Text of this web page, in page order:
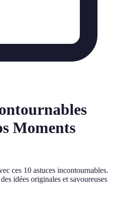
Moments
ces 10 astuces incontournables.
idées originales et savoureuses